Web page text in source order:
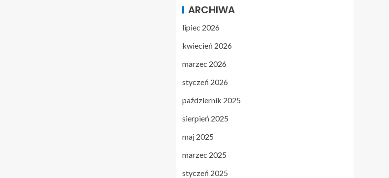
ARCHIWA
lipiec 2026
kwiecień 2026
marzec 2026
styczeń 2026
październik 2025
sierpień 2025
maj 2025
marzec 2025
styczeń 2025